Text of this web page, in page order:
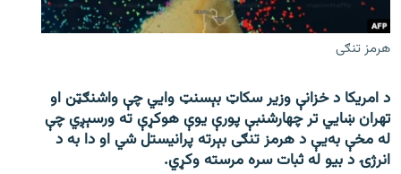
هرمز تنګی
د امریکا د خزانې وزیر سکاټ بېسنټ وایي چې واشنګټن او
تهران ښايي تر چهارشنبې پورې یوې هوکړې ته ورسېږي چې
له مخې به‌یې د هرمز تنګی بېرته پرانیستل شي او دا به د
انرژۍ د بیو له ثبات سره مرسته وکړي.